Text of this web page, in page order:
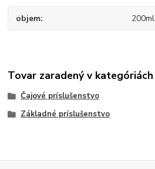
objem 200ml
Tovar zaradený v kategóriách
Čajové príslušenstvo
Základné príslušenstvo